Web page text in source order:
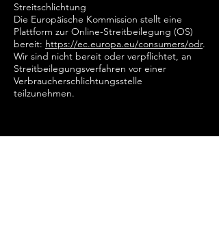
Streitschlichtung
Die Europäische Kommission stellt eine
Plattform zur Online-Streitbeilegung (OS)
bereit: https://ec.europa.eu/consumers/odr.
Wir sind nicht bereit oder verpflichtet, an
Streitbeilegungsverfahren vor einer
Verbraucherschlichtungsstelle
teilzunehmen.